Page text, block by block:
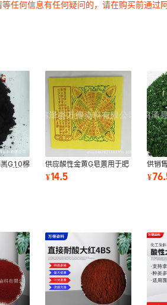
何信息有任何疑问的，请在购买前通
G10棉
纸张佛
供应酸性金黄G皂黄用于肥
皂着色羊毛皮革纸张油漆木
制品生物染色
¥14.5
供销
于佛
木专
¥